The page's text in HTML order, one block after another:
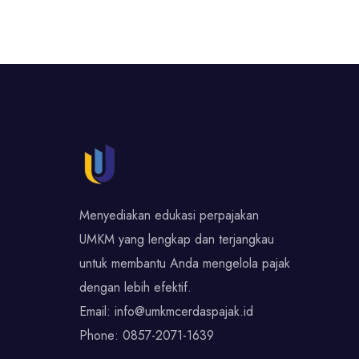
Menyediakan edukasi perpajakan
UMKM yang lengkap dan terjangkau
untuk membantu Anda mengelola pajak
dengan lebih efektif.
Email: info@umkmcerdaspajak.id
Phone: 0857-2071-1639